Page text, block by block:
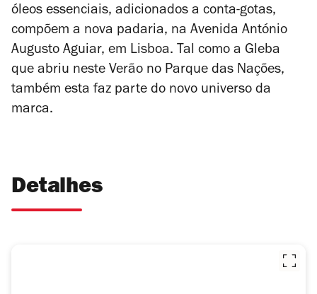
óleos essenciais, adicionados a conta-gotas,
compõem a nova padaria, na Avenida António
Augusto Aguiar, em Lisboa. Tal como a Gleba
que abriu neste Verão no Parque das Nações,
também esta faz parte do novo universo da
marca.
Detalhes